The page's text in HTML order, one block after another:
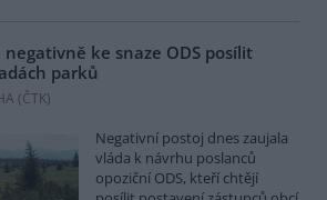
ke snaze ODS posílit
parků
(ČTK)
Negativní postoj dnes zaujala
vláda k návrhu poslanců
opoziční ODS, kteří chtějí